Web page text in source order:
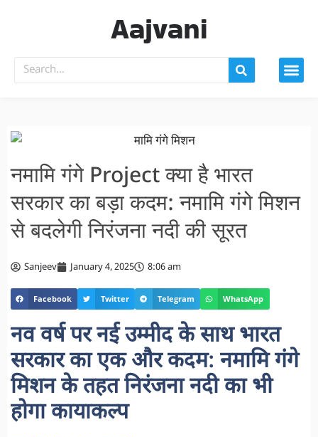
Aajvani
नमामि गंगे Project क्या है भारत
सरकार का बड़ा कदम: नमामि गंगे मिशन
से बदलेगी निरंजना नदी की सूरत
Sanjeev January 4, 2025 8:06 am
Facebook Twitter Telegram WhatsApp
नव वर्ष पर नई उम्मीद के साथ भारत
सरकार का एक और कदम: नमामि गंगे
मिशन के तहत निरंजना नदी का भी
होगा कायाकल्प